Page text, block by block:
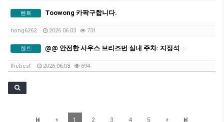
렌트 Toowong 카팍구합니다.
hong6262 2026.06.03 731
렌트 @@ 안전한 사우스 브리즈번 실내 주차: 지정석 (호텔형 아파트) @@
thebest 2026.06.03 694
1 2 3 4 5